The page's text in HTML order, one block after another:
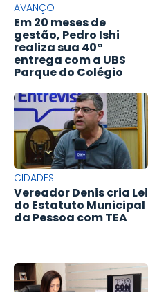
AVANÇO
Em 20 meses de
gestão, Pedro Ishi
realiza sua 40ª
entrega com a UBS
Parque do Colégio
CIDADES
Vereador Denis cria Lei
do Estatuto Municipal
da Pessoa com TEA